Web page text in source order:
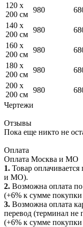
120 x
200 см
980
140 x
200 см
980
160 x
200 см
980
180 x
200 см
980
200 x
200 см
980
Чертежи
Отзывы
Пока еще никто не
Оплата
Оплата Москва и МО
1. Товар
и МО).
2. Возможна оплата по
(+6% к сумме
3. Возможна оплата
перевод (терминал не
(+6% к сумме